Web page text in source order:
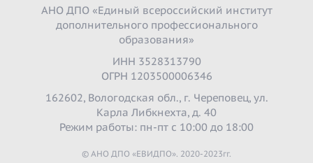
АНО ДПО «Единый всероссийский институт
дополнительного профессионального
образования»
ИНН 3528313790
ОГРН 1203500006346
162602, Вологодская обл., г. Череповец, ул.
Карла Либкнехта, д. 40
Режим работы: пн-пт с 10:00 до 18:00
© АНО ДПО «ЕВИДПО». 2020-2023гг.